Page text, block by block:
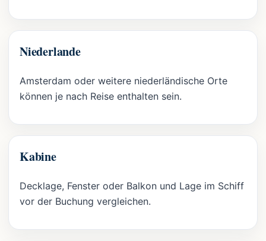
Niederlande
Amsterdam oder weitere niederländische Orte
können je nach Reise enthalten sein.
Kabine
Decklage, Fenster oder Balkon und Lage im Schiff
vor der Buchung vergleichen.